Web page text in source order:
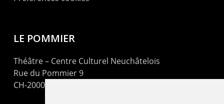
LE POMMIER
Théâtre – Centre Culturel Neuchâtelois
Rue du Pommier 9
CH-2000 Neuchâtel